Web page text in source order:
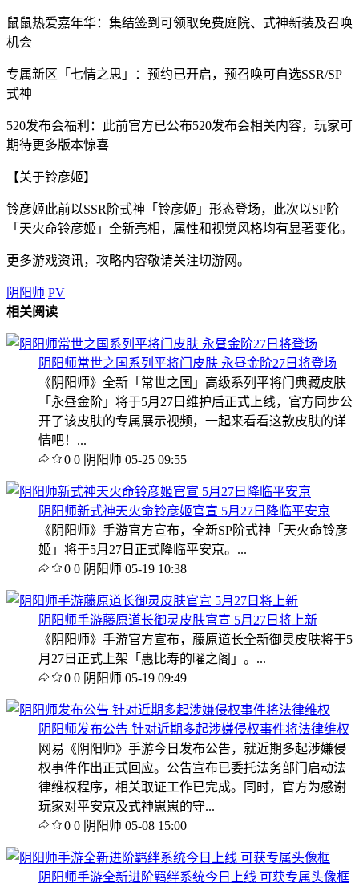
鼠鼠热爱嘉年华：集结签到可领取免费庭院、式神新装及召唤
机会
专属新区「七情之思」：预约已开启，预召唤可自选SSR/SP
式神
520发布会福利：此前官方已公布520发布会相关内容，玩家可
期待更多版本惊喜
【关于铃彦姬】
铃彦姬此前以SSR阶式神「铃彦姬」形态登场，此次以SP阶
「天火命铃彦姬」全新亮相，属性和视觉风格均有显著变化。
更多游戏资讯，攻略内容敬请关注切游网。
阴阳师 PV
相关阅读
阴阳师常世之国系列平将门皮肤 永昼金阶27日将登场
《阴阳师》全新「常世之国」高级系列平将门典藏皮肤
「永昼金阶」将于5月27日维护后正式上线，官方同步公
开了该皮肤的专属展示视频，一起来看看这款皮肤的详
情吧！...
0 0 阴阳师 05-25 09:55
阴阳师新式神天火命铃彦姬官宣 5月27日降临平安京
《阴阳师》手游官方宣布，全新SP阶式神「天火命铃彦
姬」将于5月27日正式降临平安京。...
0 0 阴阳师 05-19 10:38
阴阳师手游藤原道长御灵皮肤官宣 5月27日将上新
《阴阳师》手游官方宣布，藤原道长全新御灵皮肤将于5
月27日正式上架「惠比寿的曜之阁」。...
0 0 阴阳师 05-19 09:49
阴阳师发布公告 针对近期多起涉嫌侵权事件将法律维权
网易《阴阳师》手游今日发布公告，就近期多起涉嫌侵
权事件作出正式回应。公告宣布已委托法务部门启动法
律维权程序，相关取证工作已完成。同时，官方为感谢
玩家对平安京及式神崽崽的守...
0 0 阴阳师 05-08 15:00
阴阳师手游全新进阶羁绊系统今日上线 可获专属头像框